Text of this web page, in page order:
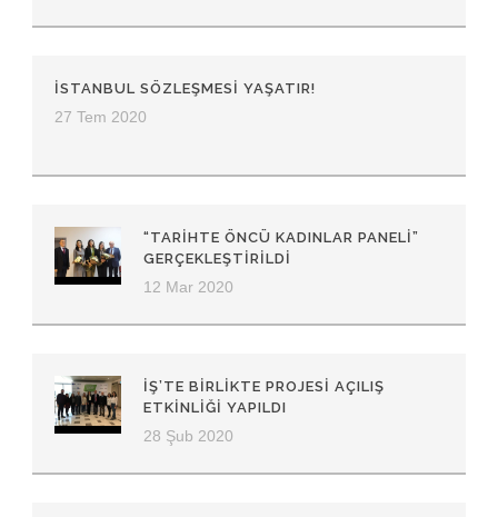
İSTANBUL SÖZLEŞMESI YAŞATIR!
27 Tem 2020
“TARIHTE ÖNCÜ KADINLAR PANELI”
GERÇEKLEŞTIRILDI
12 Mar 2020
İŞ’TE BIRLIKTE PROJESI AÇILIŞ
ETKINLIĞI YAPILDI
28 Şub 2020